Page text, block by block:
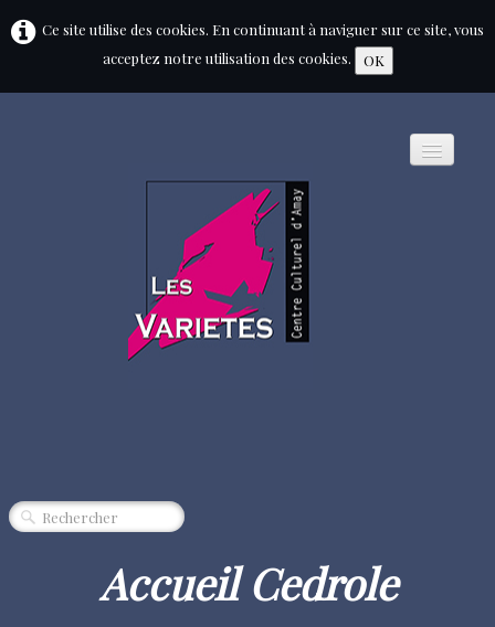
Ce site utilise des cookies. En continuant à naviguer sur ce site, vous
acceptez notre utilisation des cookies.
OK
MUSIQUE
Accueil Cedrole